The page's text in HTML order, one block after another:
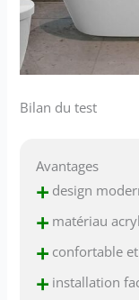
Bilan du test
Avantages
+ design
+ matériau
+ confortable
+ installation